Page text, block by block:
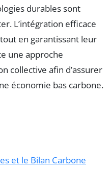
durables sont
L’intégration efficace
en garantissant leur
une approche
collective afin d’assurer
économie bas carbone.
et le Bilan Carbone